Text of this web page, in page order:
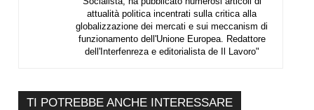
attualità politica incentrati sulla critica alla
globalizzazione dei mercati e sui meccanism di
funzionamento dell'Unione Europea. Redattore
dell'Interfenreza e editorialista de Il Lavoro"
TI POTREBBE ANCHE INTERESSARE